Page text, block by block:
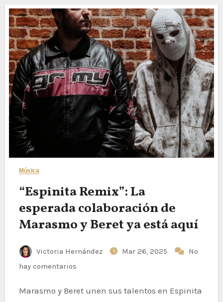
Música
“Espinita Remix”: La
esperada colaboración de
Marasmo y Beret ya está aquí
Victoria Hernández Mar 26, 2025
No
hay comentarios
Marasmo y Beret unen sus talentos en Espinita